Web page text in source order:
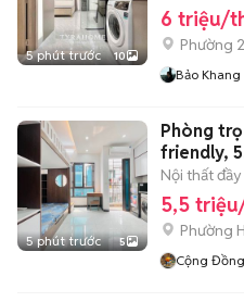
5 phút trước 10
6 triệu/
Phường
Bảo Khang
5 phút trước 5
Phòng
friendly,
Nội thất
5,5
Phường
Cộng